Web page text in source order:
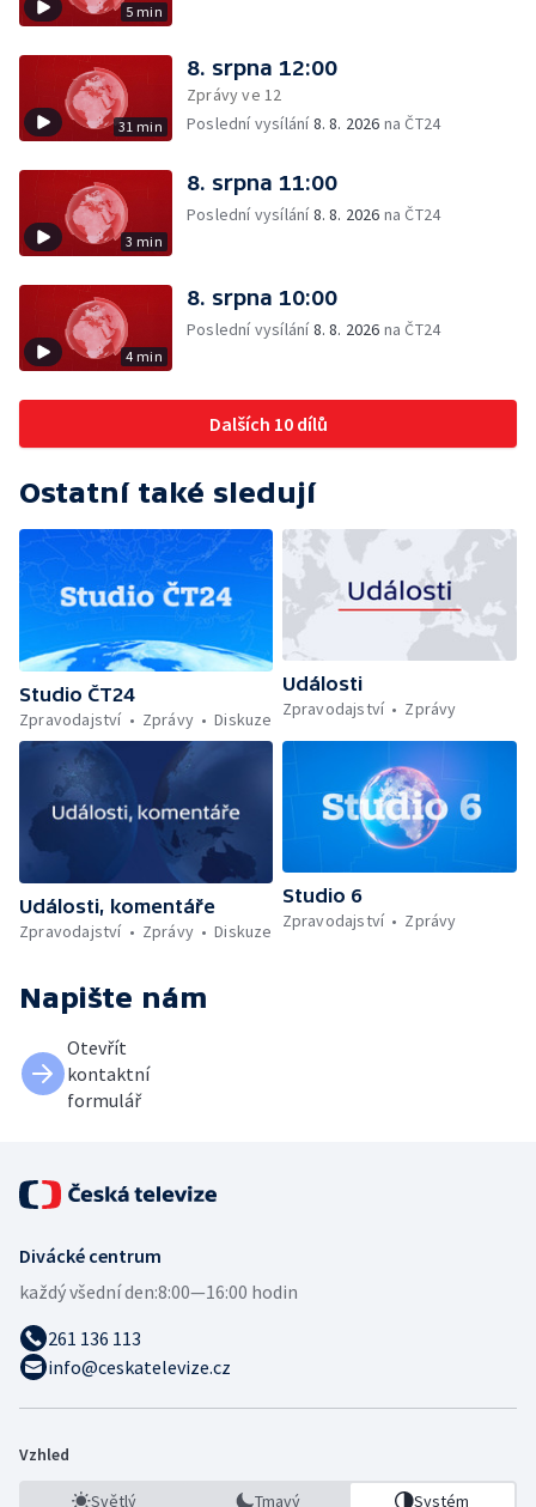
5 min
31 min
8. srpna 12:00
Zprávy ve 12
Poslední vysílání8. 8. 2026 na ČT24
3 min
8. srpna 11:00
Poslední vysílání8. 8. 2026 na ČT24
4 min
8. srpna 10:00
Poslední vysílání8. 8. 2026 na ČT24
Dalších 10 dílů
Ostatní také sledují
Studio ČT24
Zpravodajství
Zprávy Diskuze
Události
Zpravodajství
Zprávy
Události, komentáře
Zpravodajství
Zprávy Diskuze
Studio 6
Zpravodajství
Zprávy
Napište nám
Otevřít
kontaktní
formulář
Divácké centrum
každý všední den:8:00—16:00 hodin
261 136 113
info@ceskatelevize.cz
Vzhled
Světlý Tmavý Systém